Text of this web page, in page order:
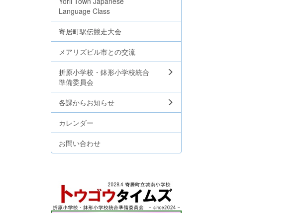
Language Class
寄居町駅伝競走大会
メアリズビル市との交流
折原小学校・鉢形小学校統合
準備委員会
各課からお知らせ
カレンダー
お問い合わせ